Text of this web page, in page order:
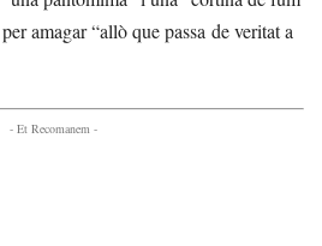
amagar “allò que passa de veritat a
- Et Recomanem -